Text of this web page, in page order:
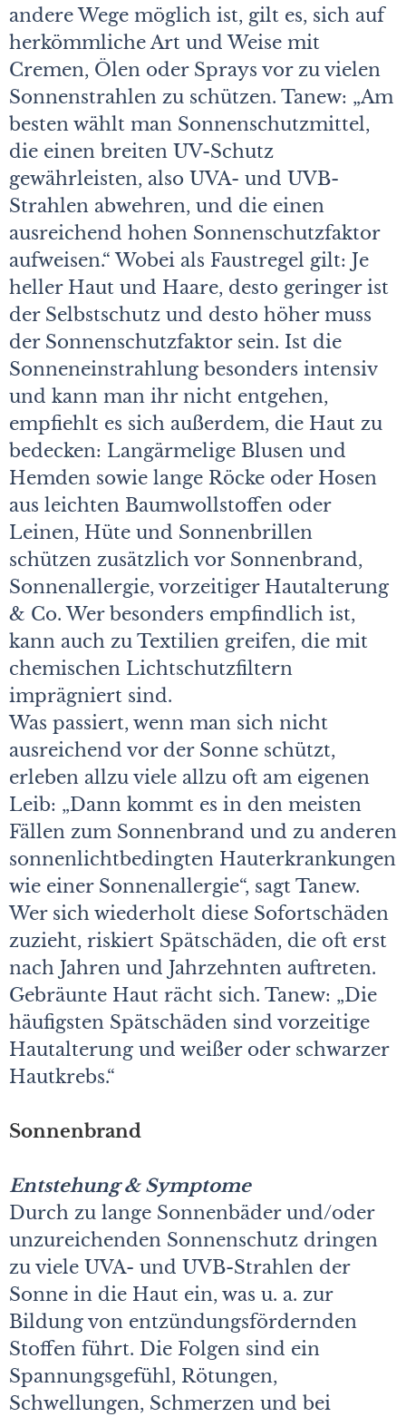
andere Wege möglich ist, gilt es, sich auf
herkömmliche Art und Weise mit
Cremen, Ölen oder Sprays vor zu vielen
Sonnenstrahlen zu schützen. Tanew: „Am
besten wählt man Sonnenschutzmittel,
die einen breiten UV-Schutz
gewährleisten, also UVA- und UVB-
Strahlen abwehren, und die einen
ausreichend hohen Sonnenschutzfaktor
aufweisen.“ Wobei als Faustregel gilt: Je
heller Haut und Haare, desto geringer ist
der Selbstschutz und desto höher muss
der Sonnenschutzfaktor sein. Ist die
Sonneneinstrahlung besonders intensiv
und kann man ihr nicht entgehen,
empfiehlt es sich außerdem, die Haut zu
bedecken: Langärmelige Blusen und
Hemden sowie lange Röcke oder Hosen
aus leichten Baumwollstoffen oder
Leinen, Hüte und Sonnenbrillen
schützen zusätzlich vor Sonnenbrand,
Sonnenallergie, vorzeitiger Hautalterung
& Co. Wer besonders empfindlich ist,
kann auch zu Textilien greifen, die mit
chemischen Lichtschutzfiltern
imprägniert sind.
Was passiert, wenn man sich nicht
ausreichend vor der Sonne schützt,
erleben allzu viele allzu oft am eigenen
Leib: „Dann kommt es in den meisten
Fällen zum Sonnenbrand und zu anderen
sonnenlichtbedingten Hauterkrankungen
wie einer Sonnenallergie“, sagt Tanew.
Wer sich wiederholt diese Sofortschäden
zuzieht, riskiert Spätschäden, die oft erst
nach Jahren und Jahrzehnten auftreten.
Gebräunte Haut rächt sich. Tanew: „Die
häufigsten Spätschäden sind vorzeitige
Hautalterung und weißer oder schwarzer
Hautkrebs.“
Sonnenbrand
Entstehung & Symptome
Durch zu lange Sonnenbäder und/oder
unzureichenden Sonnenschutz dringen
zu viele UVA- und UVB-Strahlen der
Sonne in die Haut ein, was u. a. zur
Bildung von entzündungsfördernden
Stoffen führt. Die Folgen sind ein
Spannungsgefühl, Rötungen,
Schwellungen, Schmerzen und bei